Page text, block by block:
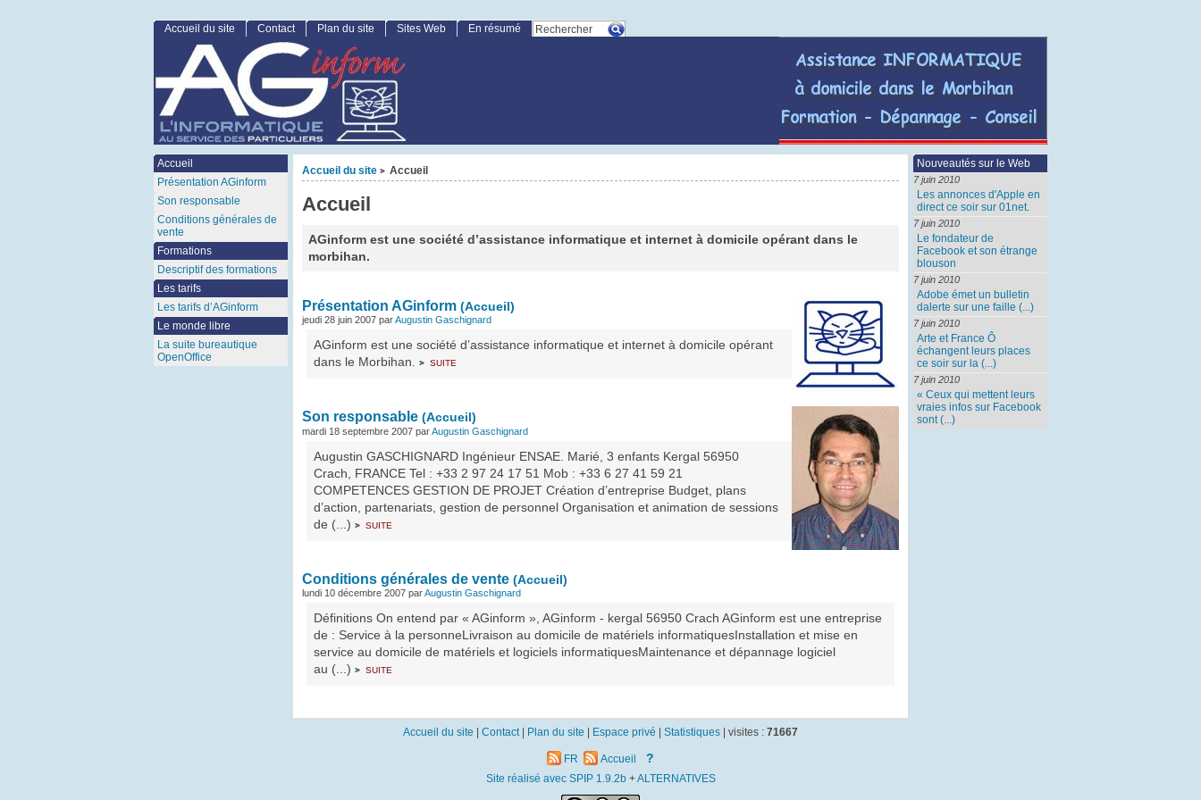
AGinform,
assistance
informatique
à
domicile
dans
morbihan
Accueil du site > Accueil
Accueil
AGinform est une société d’assistance informatique et internet à domicile opérant dans le
morbihan.
Présentation AGinform (Accueil)
jeudi 28 juin 2007 parAugustin Gaschignard
AGinform est une société d’assistance informatique et internet à domicile opérant
dans le Morbihan. > suite
Son responsable (Accueil)
mardi 18 septembre 2007 parAugustin Gaschignard
Augustin GASCHIGNARD Ingénieur ENSAE. Marié, 3 enfants Kergal 56950
Crach, FRANCE Tel : +33 2 97 24 17 51 Mob : +33 6 27 41 59 21
COMPETENCES GESTION DE PROJET Création d’entreprise Budget, plans
d’action, partenariats, gestion de personnel Organisation et animation de sessions
de (...) > suite
Conditions générales de vente (Accueil)
lundi 10 décembre 2007 parAugustin Gaschignard
Définitions On entend par « AGinform », AGinform - kergal 56950 Crach AGinform est une entreprise
de : Service à la personneLivraison au domicile de matériels informatiquesInstallation et mise en
service au domicile de matériels et logiciels informatiquesMaintenance et dépannage logiciel
au (...) > suite
Nouveautés sur le Web
7 juin 2010
Les annonces d'Apple en
direct ce soir sur 01net.
7 juin 2010
Le fondateur de
Facebook et son étrange
blouson
7 juin 2010
Adobe émet un bulletin
dalerte sur une faille (...)
7 juin 2010
Arte et France Ô
échangent leurs places
ce soir sur la (...)
7 juin 2010
« Ceux qui mettent leurs
vraies infos sur Facebook
sont (...)
Accueil du site Contact Plan du site Sites Web En résumé
Accueil
Présentation AGinform
Son responsable
Conditions générales de
vente
Formations
Descriptif des formations
Les tarifs
Les tarifs d’AGinform
Le monde libre
La suite bureautique
OpenOffice
Accueil du site Contact Plan du site Espace privé Statistiques visites : 71667
FR Accueil ?
Site réalisé avec SPIP 1.9.2b+ALTERNATIVES